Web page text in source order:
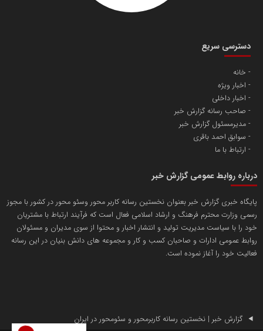
پایگاه اطلاع رسانی اعتلای نهادهای مردمی
آهن و فولاد غدیر ایرانیان
تامین آهن اسفنجی تولیدکنندگان فولاد در کشور
تریبون
مسعودصادقی
محمدعلی کرمعلی
دسترسی سریع
خانه
اخبار ویژه
اخبار داخلی
صاحب رسانه گزارش خبر
مدیرمسئول گزارش خبر
سوابق احمد باقری
ارتباط با ما
درباره روابط عمومی گزارش خبر
پایگاه خبری گزارش خبر بعنوان نخستین رسانه کاربر محور وسئو محور در کشور با مجوز
رسمی وزارت محترم فرهنگ و ارشاد اسلامی فعال است که فرآیند ارتباط با مشتریان
خود را با سیاست مدیریت تولید و انتشار اخبار و محتوا از سوی مدیران و مسئولان
روابط عمومی ادارات و صاحبان کسب و کار و مجموعه های دانش بنیان در این رسانه
فعالیت خود را آغاز نموده است.
گزارش خبر | نخستین رسانه کاربرمحور و سئومحور در ایران